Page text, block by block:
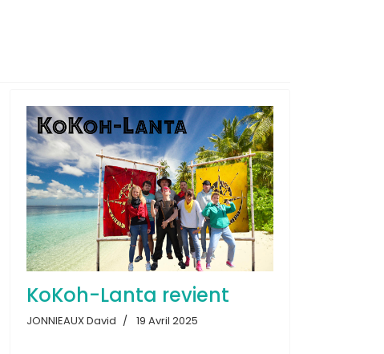
KoKoh-Lanta revient
JONNIEAUX David 19 Avril 2025